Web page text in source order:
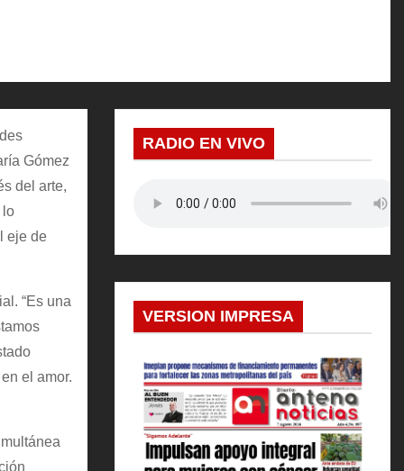
Gómez
del arte,
lo
eje de
“Es una
el amor.
RADIO EN VIVO
VERSION IMPRESA